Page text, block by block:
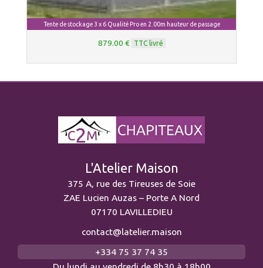
Tente de stockage 3 x 6 Qualité Pro en 2.00m hauteur de passage
879.00 € TTC livré
L'Atelier Maison
375 A, rue des Tireuses de Soie
ZAE Lucien Auzas – Porte A Nord
07170 LAVILLEDIEU
contact@latelier.maison
+334 75 37 74 35